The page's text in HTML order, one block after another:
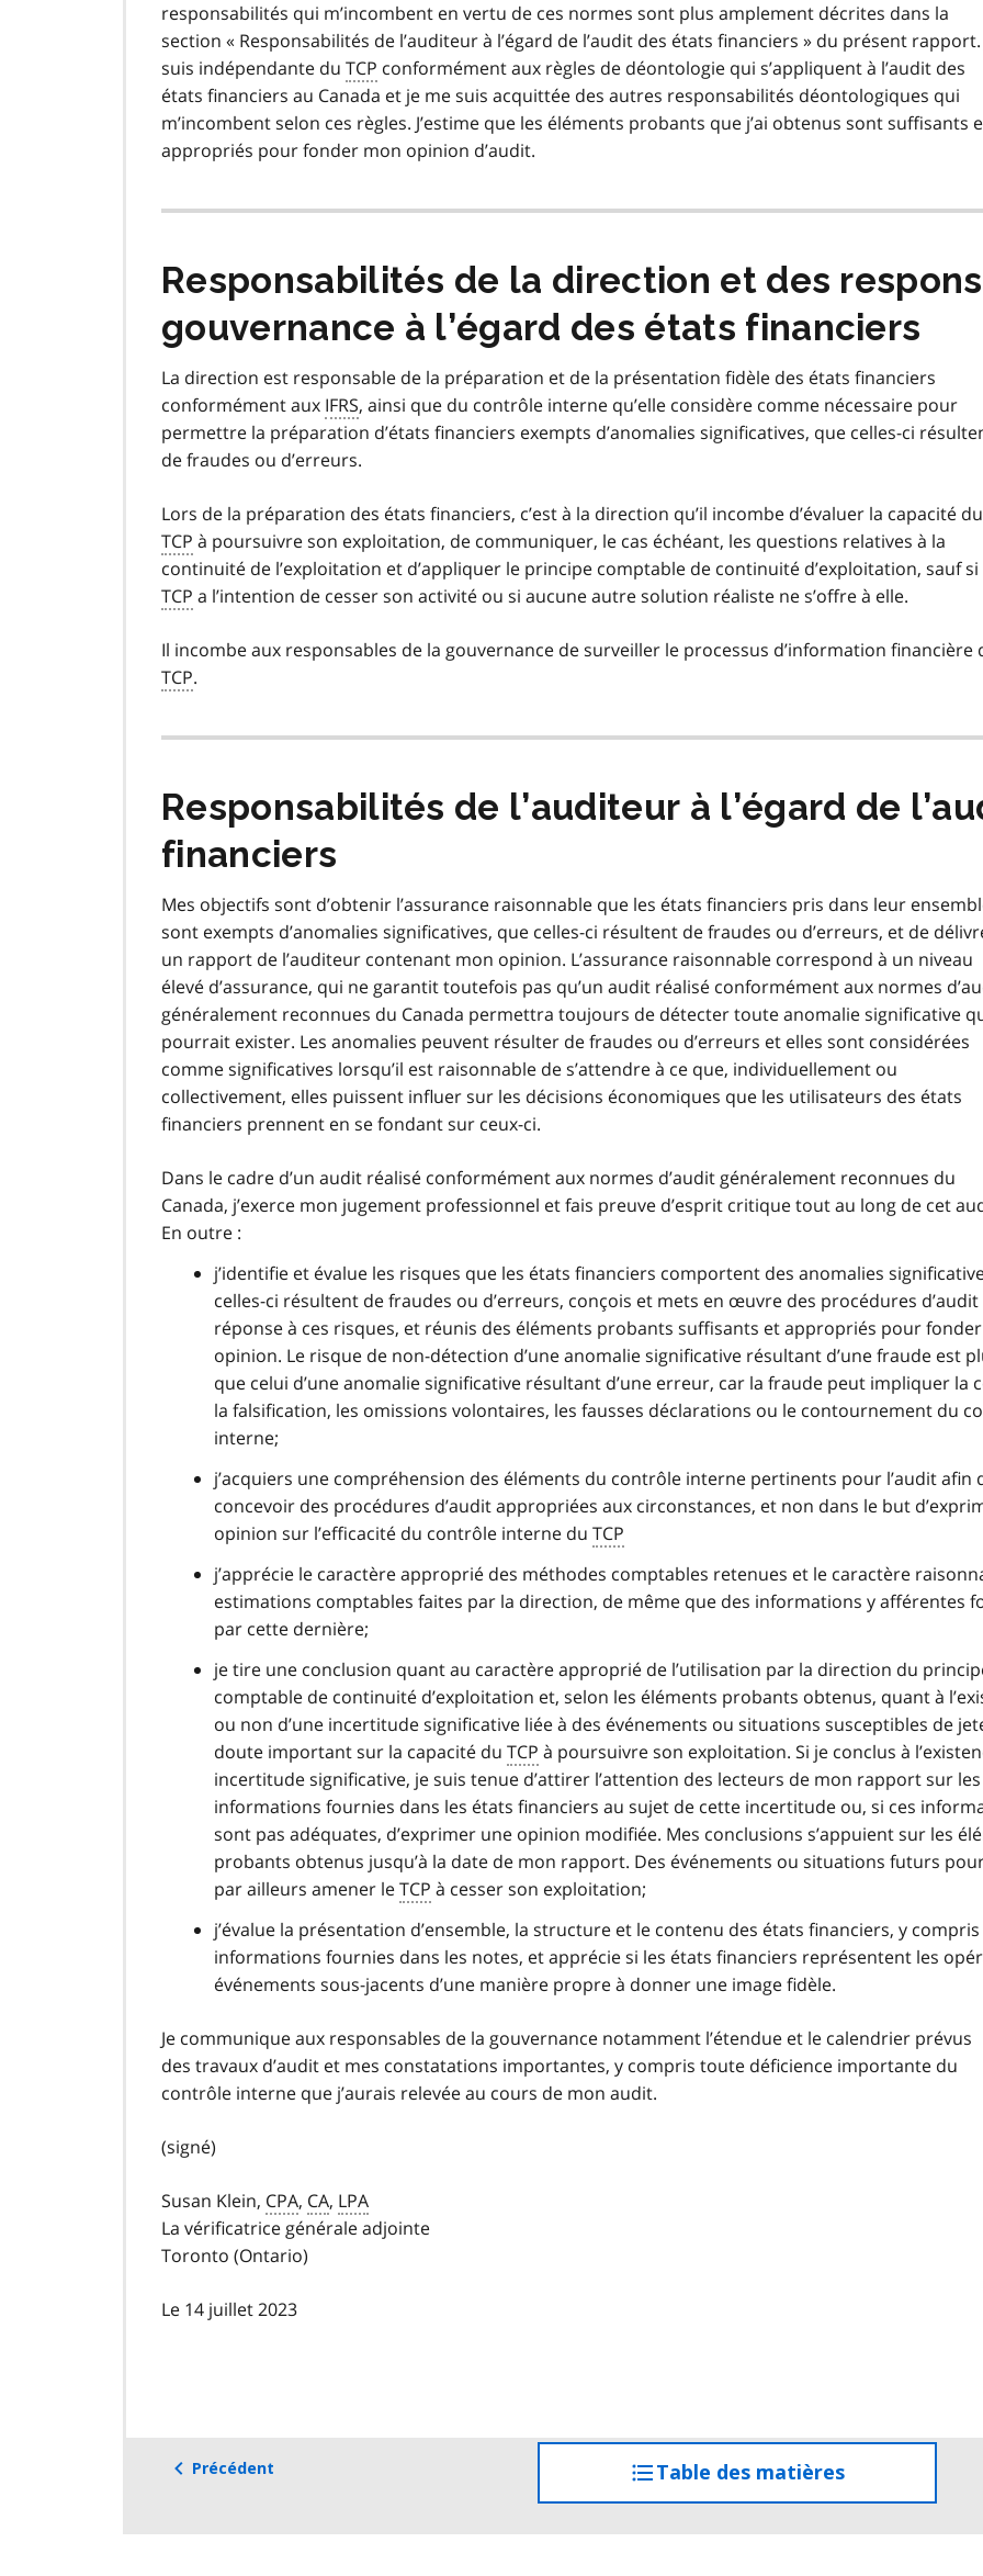
responsabilités qui m’incombent en vertu de ces normes sont plus amplement décrites dans la
section « Responsabilités de l’auditeur à l’égard de l’audit des états financiers » du présent rapport.
suis indépendante du TCP conformément aux règles de déontologie qui s’appliquent à l’audit des
états financiers au Canada et je me suis acquittée des autres responsabilités déontologiques qui
m’incombent selon ces règles. J’estime que les éléments probants que j’ai obtenus sont suffisants
appropriés pour fonder mon opinion d’audit.
Responsabilités de la direction et des
gouvernance à l’égard des états financiers
La direction est responsable de la préparation et de la présentation fidèle des états financiers
conformément aux IFRS, ainsi que du contrôle interne qu’elle considère comme nécessaire pour
permettre la préparation d’états financiers exempts d’anomalies significatives, que celles-ci
de fraudes ou d’erreurs.
Lors de la préparation des états financiers, c’est à la direction qu’il incombe d’évaluer la capacité du
TCP à poursuivre son exploitation, de communiquer, le cas échéant, les questions relatives à la
continuité de l’exploitation et d’appliquer le principe comptable de continuité d’exploitation, sauf si
TCP a l’intention de cesser son activité ou si aucune autre solution réaliste ne s’offre à elle.
Il incombe aux responsables de la gouvernance de surveiller le processus d’information financière
TCP.
Responsabilités de l’auditeur à l’égard de
financiers
Mes objectifs sont d’obtenir l’assurance raisonnable que les états financiers pris dans leur
sont exempts d’anomalies significatives, que celles-ci résultent de fraudes ou d’erreurs, et de
un rapport de l’auditeur contenant mon opinion. L’assurance raisonnable correspond à un niveau
élevé d’assurance, qui ne garantit toutefois pas qu’un audit réalisé conformément aux normes
généralement reconnues du Canada permettra toujours de détecter toute anomalie significative
pourrait exister. Les anomalies peuvent résulter de fraudes ou d’erreurs et elles sont considérées
comme significatives lorsqu’il est raisonnable de s’attendre à ce que, individuellement ou
collectivement, elles puissent influer sur les décisions économiques que les utilisateurs des états
financiers prennent en se fondant sur ceux-ci.
Dans le cadre d’un audit réalisé conformément aux normes d’audit généralement reconnues du
Canada, j’exerce mon jugement professionnel et fais preuve d’esprit critique tout au long de cet
En outre :
j’identifie et évalue les risques que les états financiers comportent des anomalies
celles-ci résultent de fraudes ou d’erreurs, conçois et mets en œuvre des procédures d’audit
réponse à ces risques, et réunis des éléments probants suffisants et appropriés pour
opinion. Le risque de non-détection d’une anomalie significative résultant d’une fraude est
que celui d’une anomalie significative résultant d’une erreur, car la fraude peut impliquer la
la falsification, les omissions volontaires, les fausses déclarations ou le contournement du
interne;
j’acquiers une compréhension des éléments du contrôle interne pertinents pour l’audit afin
concevoir des procédures d’audit appropriées aux circonstances, et non dans le but
opinion sur l’efficacité du contrôle interne du TCP
j’apprécie le caractère approprié des méthodes comptables retenues et le caractère
estimations comptables faites par la direction, de même que des informations y afférentes
par cette dernière;
je tire une conclusion quant au caractère approprié de l’utilisation par la direction du
comptable de continuité d’exploitation et, selon les éléments probants obtenus, quant à
ou non d’une incertitude significative liée à des événements ou situations susceptibles de
doute important sur la capacité du TCP à poursuivre son exploitation. Si je conclus à
incertitude significative, je suis tenue d’attirer l’attention des lecteurs de mon rapport sur les
informations fournies dans les états financiers au sujet de cette incertitude ou, si ces
sont pas adéquates, d’exprimer une opinion modifiée. Mes conclusions s’appuient sur les
probants obtenus jusqu’à la date de mon rapport. Des événements ou situations futurs
par ailleurs amener leTCP à cesser son exploitation;
j’évalue la présentation d’ensemble, la structure et le contenu des états financiers, y compris
informations fournies dans les notes, et apprécie si les états financiers représentent les
événements sous-jacents d’une manière propre à donner une image fidèle.
Je communique aux responsables de la gouvernance notamment l’étendue et le calendrier prévus
des travaux d’audit et mes constatations importantes, y compris toute déficience importante du
contrôle interne que j’aurais relevée au cours de mon audit.
(signé)
Susan Klein, CPA, CA, LPA
La vérificatrice générale adjointe
Toronto (Ontario)
Le 14 juillet 2023
Précédent Table des matièresaccéder
à